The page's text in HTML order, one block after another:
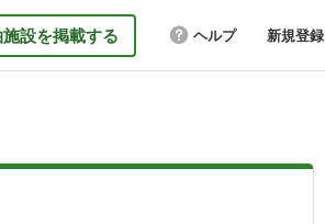
設を掲載する ヘルプ 新規登録